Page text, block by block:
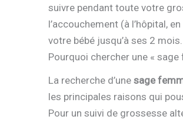
suivre pendant toute votre
l’accouchement (à l’hôpital,
votre bébé jusqu’à ses 2
Pourquoi chercher une «
La recherche d’une sage
les principales raisons qui
Pour un suivi de grossesse